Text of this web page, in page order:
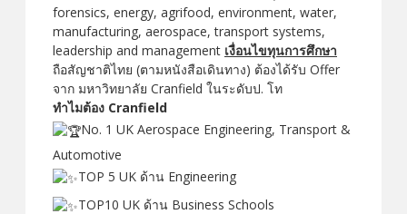
forensics, energy, agrifood, environment, water,
manufacturing, aerospace, transport systems,
leadership and management เงื่อนไขทุนการศึกษา
ถือสัญชาติไทย (ตามหนังสือเดินทาง) ต้องได้รับ Offer
จาก มหาวิทยาลัย Cranfield ในระดับป. โท
ทำไมต้อง Cranfield
No. 1 UK Aerospace Engineering, Transport &
Automotive
TOP 5 UK ด้าน Engineering
TOP10 UK ด้าน Business Schools